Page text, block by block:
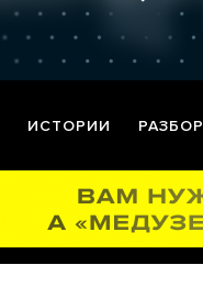
ИСТОРИИ РАЗБОР